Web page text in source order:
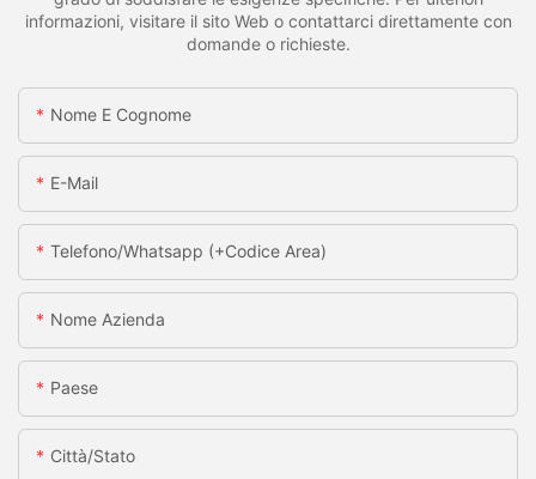
informazioni, visitare il sito Web o contattarci direttamente con
domande o richieste.
Nome E Cognome
E-Mail
Telefono/whatsapp (+codice Area)
Nome Azienda
Paese
Città/stato